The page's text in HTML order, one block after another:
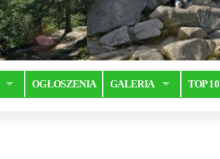
OGŁOSZENIA GALERIA TOP 10